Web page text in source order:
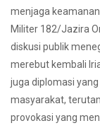
menjaga
Militer 182/Jazira
diskusi publik
merebut kembali
juga diplomasi
masyarakat,
provokasi yang